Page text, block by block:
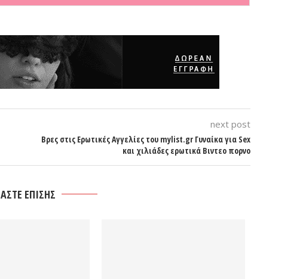
next post
Βρες στις Ερωτικές Αγγελίες του mylist.gr Γυναίκα για Sex
και χιλιάδες ερωτικά Βιντεο πορνο
ΕΠΙΣΗΣ